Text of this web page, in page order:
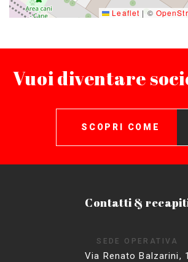
Leaflet | ©
Vuoi diventare
SCOPRI COME
Contatti &
SEDE OPERATIVA
Via Renato Balzarini, 1